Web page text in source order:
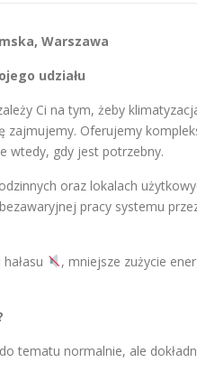
Warszawa
udziału
Ci na tym, żeby
zajmujemy. Oferujemy
wtedy, gdy jest potrzebny.
oraz lokalach
pracy systemu
, mniejsze zużycie
tematu normalnie, ale